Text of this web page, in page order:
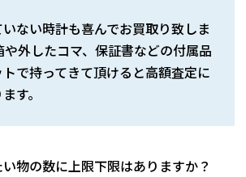
ない時計も喜んでお買取り致しま
や外したコマ、保証書などの付属品
で持ってきて頂けると高額査定に
す。
物の数に上限下限はありますか？